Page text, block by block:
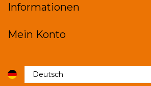
Informationen
Mein Konto